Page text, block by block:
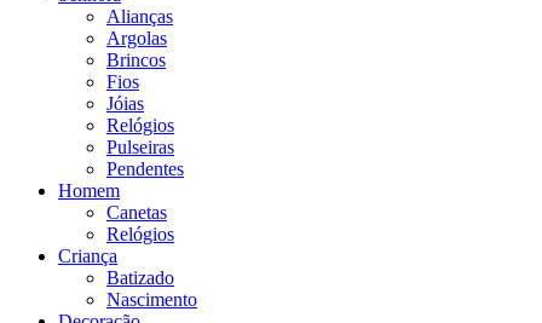
Alianças
Argolas
Brincos
Fios
Jóias
Relógios
Pulseiras
Pendentes
Homem
Canetas
Relógios
Criança
Batizado
Nascimento